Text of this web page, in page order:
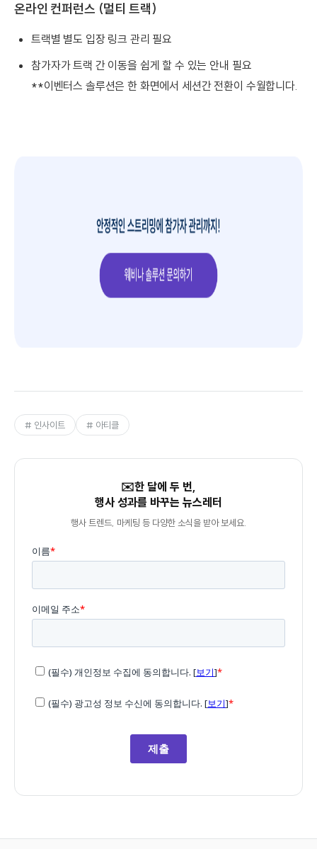
온라인 컨퍼런스 (멀티 트랙)
트랙별 별도 입장 링크 관리 필요
참가자가 트랙 간 이동을 쉽게 할 수 있는 안내 필요
**이벤터스 솔루션은 한 화면에서 세션간 전환이 수월합니다.
# 인사이트 # 아티클
✉️한 달에 두 번,
행사 성과를 바꾸는 뉴스레터
행사 트렌드, 마케팅 등 다양한 소식을 받아 보세요.